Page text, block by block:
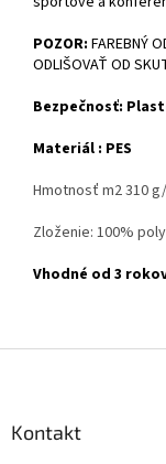
POZOR: FAREBNÝ
ODLIŠOVAŤ OD
Bezpečnosť:
Materiál : PES
Hmotnosť m2 310
Zloženie: 100%
Vhodné od 3
Kontakt